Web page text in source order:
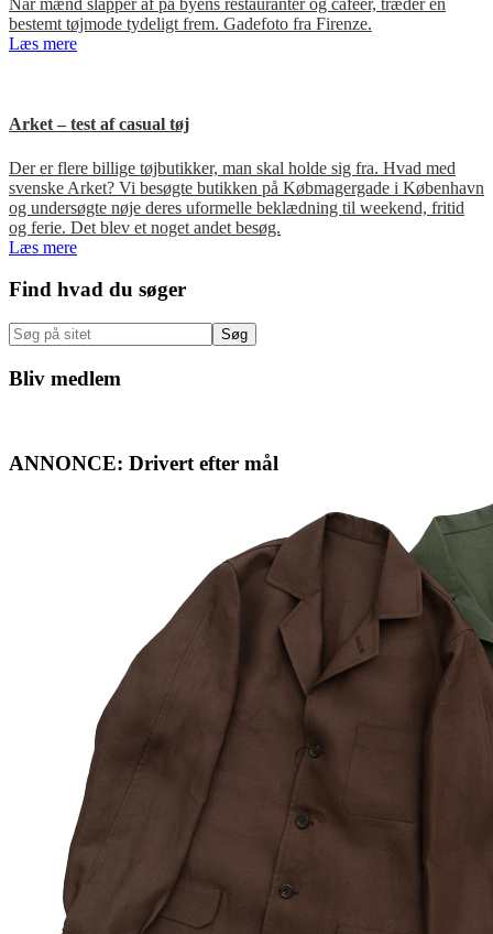
Når mænd slapper af på byens restauranter og cafeer, træder en
bestemt tøjmode tydeligt frem. Gadefoto fra Firenze.
Læs mere
Arket – test af casual tøj
Der er flere billige tøjbutikker, man skal holde sig fra. Hvad med
svenske Arket? Vi besøgte butikken på Købmagergade i København
og undersøgte nøje deres uformelle beklædning til weekend, fritid
og ferie. Det blev et noget andet besøg.
Læs mere
Primær
Sidebar
Find hvad du søger
Søg
på
sitet
Bliv medlem
ANNONCE: Drivert efter mål